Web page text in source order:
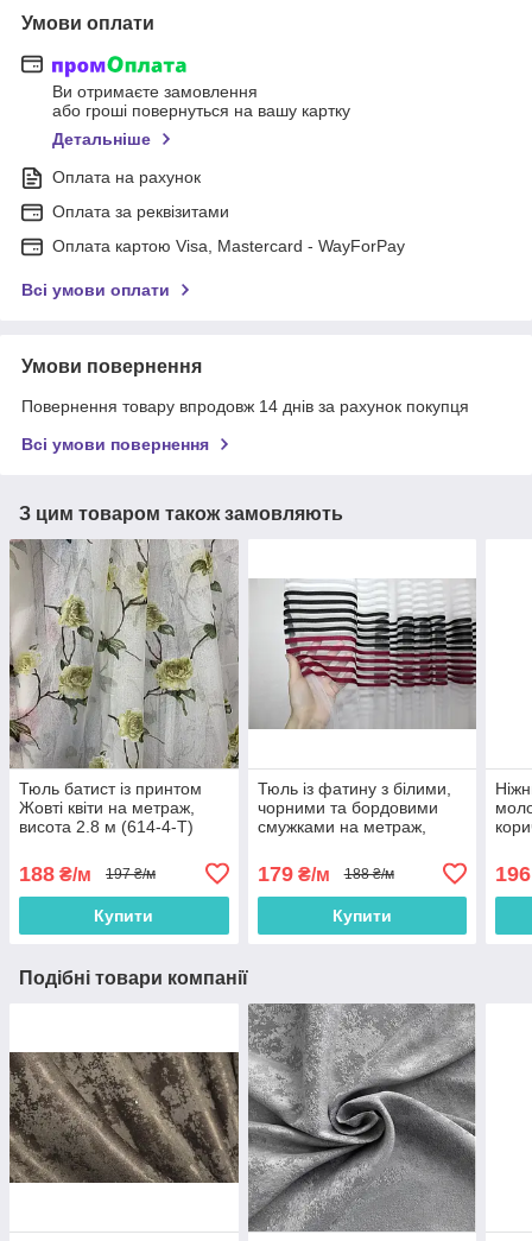
Умови оплати
Ви отримаєте замовлення
або гроші повернуться на вашу картку
Детальніше
Оплата на рахунок
Оплата за реквізитами
Оплата картою Visa, Mastercard - WayForPay
Всі умови оплати
Умови повернення
Повернення товару впродовж 14 днів за рахунок покупця
Всі умови повернення
З цим товаром також замовляють
Тюль батист із принтом
Жовті квіти на метраж,
висота 2.8 м (614-4-T)
188 ₴/м 197 ₴/м
Купити
Тюль із фатину з білими,
чорними та бордовими
смужками на метраж,
BORDO)
179₴/м 188 ₴/м
Купити
196
Подібні товари компанії